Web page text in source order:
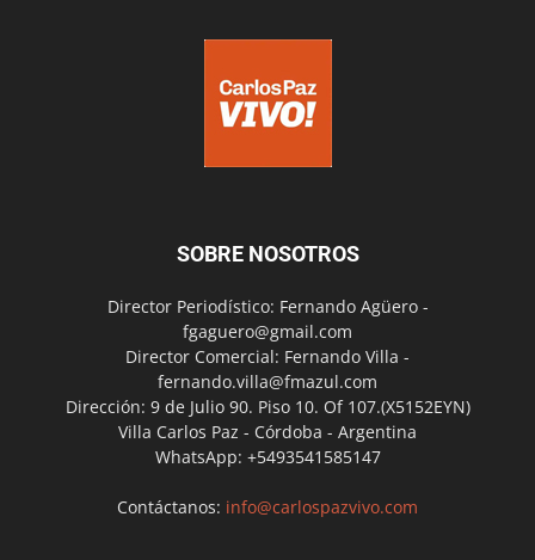
SOBRE NOSOTROS
Director Periodístico: Fernando Agüero -
fgaguero@gmail.com
Director Comercial: Fernando Villa -
fernando.villa@fmazul.com
Dirección: 9 de Julio 90. Piso 10. Of 107.(X5152EYN)
Villa Carlos Paz - Córdoba - Argentina
WhatsApp: +5493541585147
Contáctanos: info@carlospazvivo.com